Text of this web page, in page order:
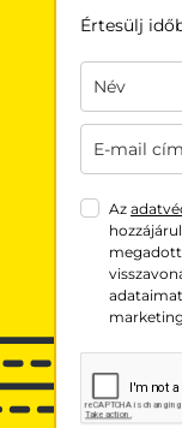
Értesülj
Az